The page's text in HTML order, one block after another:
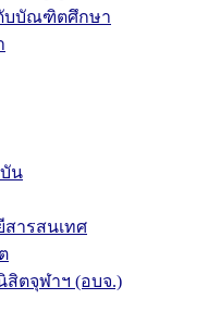
บบัณฑิตศึกษา
น
ารสนเทศ
สิตจุฬาฯ (อบจ.)